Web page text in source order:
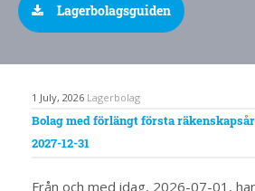
Lagerbolagsguiden
1 July, 2026 Lagerbolag
Bolag med förlängt första
2027-12-31
Från och med idag, 2026-07-01,